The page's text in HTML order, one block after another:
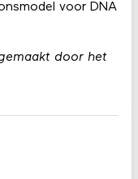
voor DNA
door het